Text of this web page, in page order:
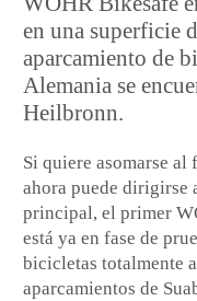
en una superficie
aparcamiento de
Alemania se
Heilbronn.
Si quiere asomarse
ahora puede dirigirse
principal, el primer
está ya en fase de
bicicletas totalmente
aparcamientos de